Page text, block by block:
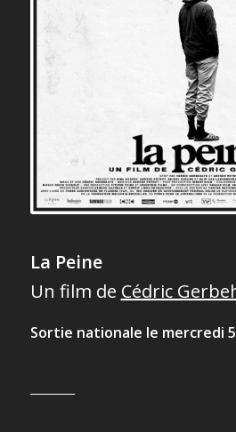
La Peine
Un film de Cédric
Sortie nationale le mercredi